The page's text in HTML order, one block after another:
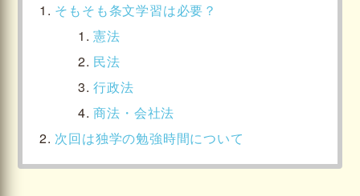
そもそも条文学習は必要？
憲法
民法
行政法
商法・会社法
次回は独学の勉強時間について